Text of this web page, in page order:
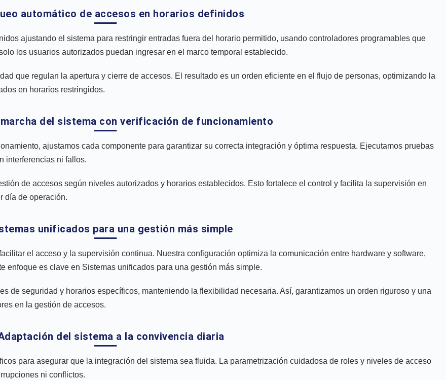
automático de accesos en horarios definidos
ajustando el sistema para restringir entradas fuera del horario permitido, usando controladores programables que
los usuarios autorizados puedan ingresar en el marco temporal establecido.
que regulan la apertura y cierre de accesos. El resultado es un orden eficiente en el flujo de personas, optimizando la
en horarios restringidos.
del sistema con verificación de funcionamiento
ajustamos cada componente para garantizar su correcta integración y óptima respuesta. Ejecutamos pruebas
interferencias ni fallos.
de accesos según niveles autorizados y horarios establecidos. Esto fortalece el control y facilita la supervisión en
día de operación.
unificados para una gestión más simple
el acceso y la supervisión continua. Nuestra configuración optimiza la comunicación entre hardware y software,
enfoque es clave en Sistemas unificados para una gestión más simple.
de seguridad y horarios específicos, manteniendo la flexibilidad necesaria. Así, garantizamos un orden riguroso y una
en la gestión de accesos.
del sistema a la convivencia diaria
para asegurar que la integración del sistema sea fluida. La parametrización cuidadosa de roles y niveles de acceso
ni conflictos.